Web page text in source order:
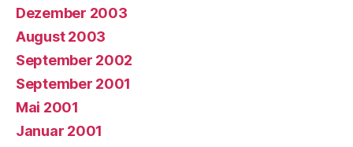
Dezember 2003
August 2003
September 2002
September 2001
Mai 2001
Januar 2001